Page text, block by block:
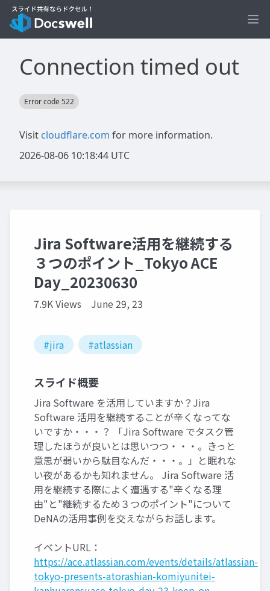
Jira Software活用を継続する
３つのポイント_Tokyo ACE
Day_20230630
7.9K Views June 29, 23
#jira #atlassian
スライド概要
Jira Software を活用していますか？Jira
Software 活用を継続することが辛くなってな
いですか・・・？ 「Jira Software でタスク管
理したほうが良いとは思いつつ・・・。きっと
意思が弱いから駄目なんだ・・・。」と眠れな
い夜があるかも知れません。 Jira Software 活
用を継続する際によく遭遇する"辛くなる理
由"と"継続するため３つのポイント"について
DeNAの活用事例を交えながらお話します。
イベントURL：
https://ace.atlassian.com/events/details/atlassian-
tokyo-presents-atorashian-komiyunitei-